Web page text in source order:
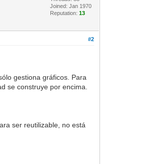
Joined: Jan 1970
Reputation:13
#2
gestiona gráficos. Para
se construye por encima.
ser reutilizable, no está